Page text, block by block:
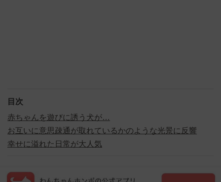
目次
赤ちゃんを遊びに誘う犬が…
お互いに意思疎通が取れているかのような光景に反響
幸せに溢れた日常が大人気